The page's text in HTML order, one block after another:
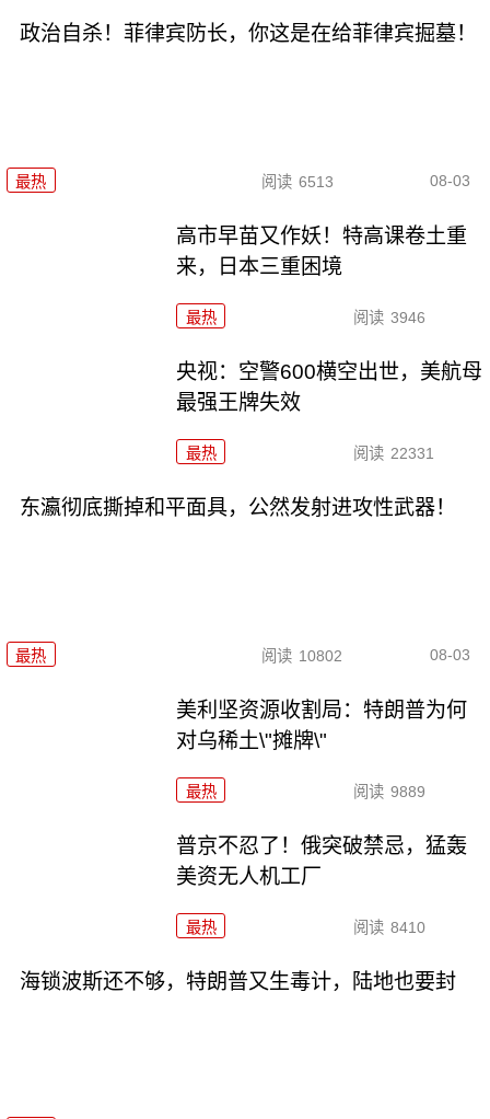
政治自杀！菲律宾防长，你这是在给菲律宾掘墓！
最热 阅读 6513 08-03
高市早苗又作妖！特高课卷土重
来，日本三重困境
最热 阅读 3946
央视：空警600横空出世，美航母
最强王牌失效
最热 阅读 22331
东瀛彻底撕掉和平面具，公然发射进攻性武器！
最热 阅读 10802 08-03
美利坚资源收割局：特朗普为何
对乌稀土\"摊牌\"
最热 阅读 9889
普京不忍了！俄突破禁忌，猛轰
美资无人机工厂
最热 阅读 8410
海锁波斯还不够，特朗普又生毒计，陆地也要封